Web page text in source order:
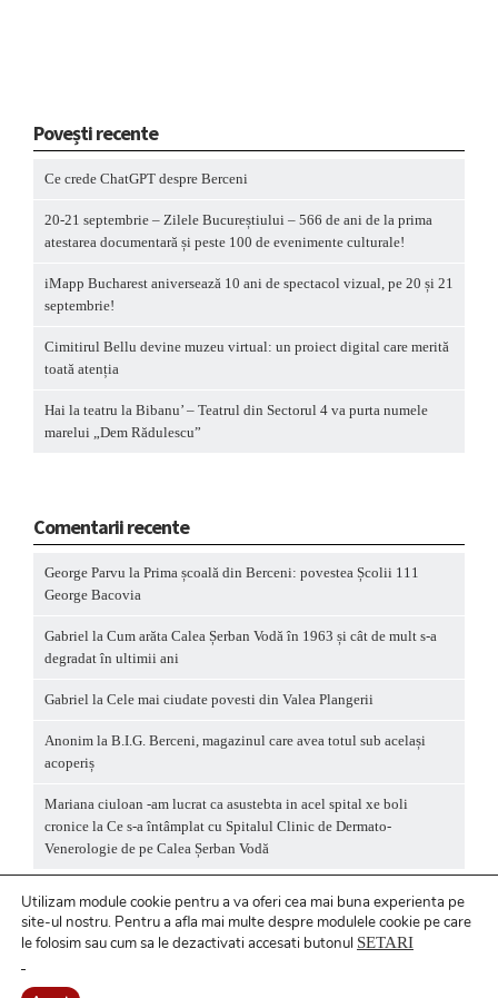
Povești recente
Ce crede ChatGPT despre Berceni
20-21 septembrie – Zilele Bucureștiului – 566 de ani de la prima
atestarea documentară și peste 100 de evenimente culturale!
iMapp Bucharest aniversează 10 ani de spectacol vizual, pe 20 și 21
septembrie!
Cimitirul Bellu devine muzeu virtual: un proiect digital care merită
toată atenția
Hai la teatru la Bibanu’ – Teatrul din Sectorul 4 va purta numele
marelui „Dem Rădulescu”
Comentarii recente
George Parvu la Prima școală din Berceni: povestea Școlii 111
George Bacovia
Gabriel la Cum arăta Calea Șerban Vodă în 1963 și cât de mult s-a
degradat în ultimii ani
Gabriel la Cele mai ciudate povesti din Valea Plangerii
Anonim la B.I.G. Berceni, magazinul care avea totul sub același
acoperiș
Mariana ciuloan -am lucrat ca asustebta in acel spital xe boli
cronice la Ce s-a întâmplat cu Spitalul Clinic de Dermato-
Venerologie de pe Calea Șerban Vodă
Utilizam module cookie pentru a va oferi cea mai buna experienta pe
site-ul nostru. Pentru a afla mai multe despre modulele cookie pe care
le folosim sau cum sa le dezactivati accesati butonul SETARI